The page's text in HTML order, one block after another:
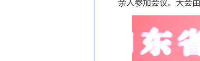
余人参加会议。大会